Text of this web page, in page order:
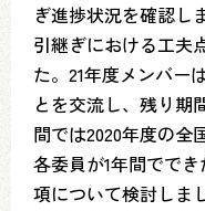
ぎ進捗状況を確認し
引継ぎにおける工夫
た。21年度メンバー
とを交流し、残り期
間では2020年度の全
各委員が1年間でで
項について検討しま